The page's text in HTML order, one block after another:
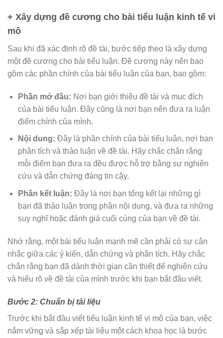
+ Xây dựng đề cương cho bài tiểu luận kinh tế vi
mô
Sau khi đã xác định rõ đề tài, bước tiếp theo là xây dựng
một đề cương cho bài tiểu luận. Đề cương này nên bao
gồm các phần chính của bài tiểu luận của bạn, bao gồm:
Phần mở đầu: Nơi bạn giới thiệu đề tài và mục đích
của bài tiểu luận. Đây cũng là nơi bạn nên đưa ra luận
điểm chính của mình.
Nội dung: Đây là phần chính của bài tiểu luận, nơi bạn
phân tích và thảo luận về đề tài. Hãy chắc chắn rằng
mỗi điểm bạn đưa ra đều được hỗ trợ bằng sự nghiên
cứu và dẫn chứng đáng tin cậy.
Phần kết luận: Đây là nơi bạn tổng kết lại những gì
bạn đã thảo luận trong phần nội dung, và đưa ra những
suy nghĩ hoặc đánh giá cuối cùng của bạn về đề tài.
Nhớ rằng, một bài tiểu luận mạnh mẽ cần phải có sự cân
nhắc giữa các ý kiến, dẫn chứng và phân tích. Hãy chắc
chắn rằng bạn đã dành thời gian cần thiết để nghiên cứu
và hiểu rõ về đề tài của mình trước khi bạn bắt đầu viết.
Bước 2: Chuẩn bị tài liệu
Trước khi bắt đầu viết tiểu luận kinh tế vi mô của bạn, việc
nắm vững và sắp xếp tài liệu một cách khoa học là bước